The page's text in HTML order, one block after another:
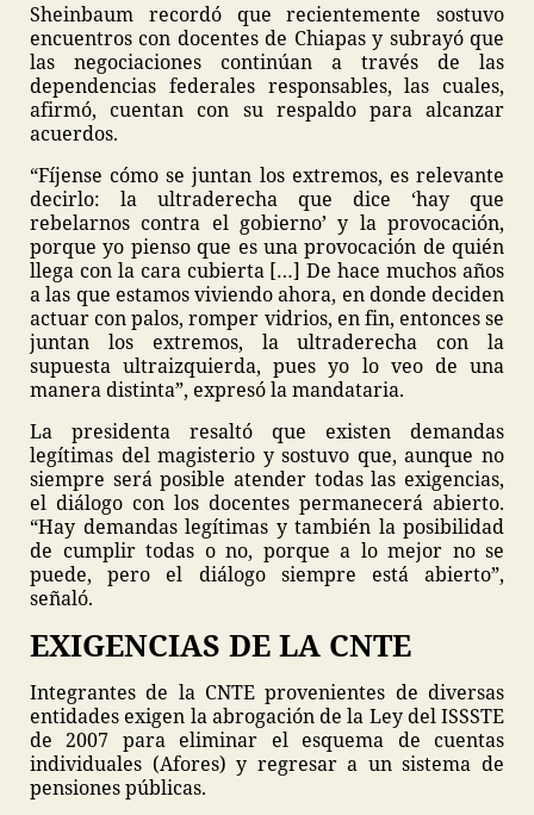
Sheinbaum recordó que recientemente sostuvo
encuentros con docentes de Chiapas y subrayó que
las negociaciones continúan a través de las
dependencias federales responsables, las cuales,
afirmó, cuentan con su respaldo para alcanzar
acuerdos.
“Fíjense cómo se juntan los extremos, es relevante
decirlo: la ultraderecha que dice ‘hay que
rebelarnos contra el gobierno’ y la provocación,
porque yo pienso que es una provocación de quién
llega con la cara cubierta […] De hace muchos años
a las que estamos viviendo ahora, en donde deciden
actuar con palos, romper vidrios, en fin, entonces se
juntan los extremos, la ultraderecha con la
supuesta ultraizquierda, pues yo lo veo de una
manera distinta”, expresó la mandataria.
La presidenta resaltó que existen demandas
legítimas del magisterio y sostuvo que, aunque no
siempre será posible atender todas las exigencias,
el diálogo con los docentes permanecerá abierto.
“Hay demandas legítimas y también la posibilidad
de cumplir todas o no, porque a lo mejor no se
puede, pero el diálogo siempre está abierto”,
señaló.
EXIGENCIAS DE LA CNTE
Integrantes de la CNTE provenientes de diversas
entidades exigen la abrogación de la Ley del ISSSTE
de 2007 para eliminar el esquema de cuentas
individuales (Afores) y regresar a un sistema de
pensiones públicas.